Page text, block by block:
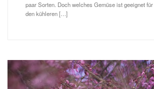
paar Sorten. Doch welches Gemüse ist geeignet
den kühleren […]